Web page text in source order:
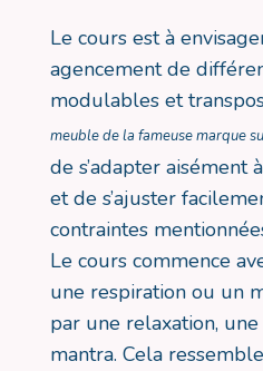
Le cours est à
agencement de
modulables et
meuble de la fameuse marque
de s’adapter aisément
et de s’ajuster
contraintes
Le cours commence
une respiration ou un
par une relaxation,
mantra. Cela